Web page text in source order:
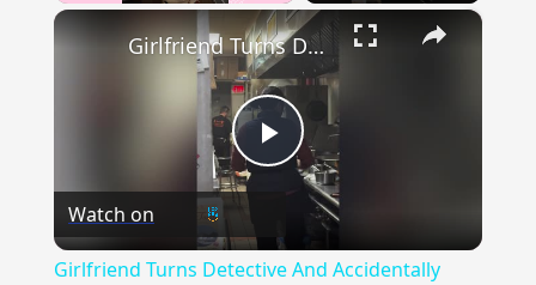
Fullscreen ×
Play
Video
Girlfriend Turns Detective And Accidentally Ruins Boyfriend's Proposal | Happily TV
Watch on
Girlfriend Turns Detective And Accidentally